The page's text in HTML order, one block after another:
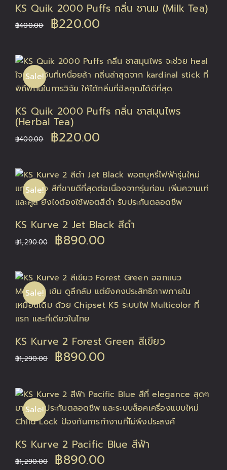
KS Quik 2000 Puffs กลิ่น ชานม (Milk Tea)
฿400.00
Original
was:
฿400.00.
฿220.00
is:
฿220.00.
Sale!
KS Quik 2000 Puffs กลิ่น ชาสมุนไพร
(Herbal Tea)
฿400.00
Original
was:
฿400.00.
฿220.00
is:
฿220.00.
Sale!
KS Kurve 2 Jet Black สีดำ
฿1,290.00
Original
was:
฿1,290.00.
฿890.00
is:
฿890.00.
Sale!
KS Kurve 2 Forest Green สีเขียว
฿1,290.00
Original
was:
฿1,290.00.
฿890.00
is:
฿890.00.
Sale!
KS Kurve 2 Pacific Blue สีฟ้า
฿1,290.00
Original
฿890.00